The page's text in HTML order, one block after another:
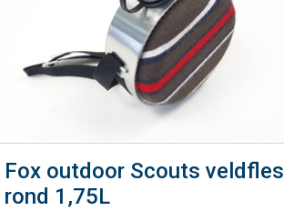
Fox outdoor Scouts veldfles
rond 1,75L